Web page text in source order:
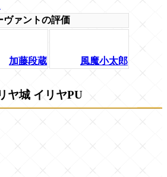
ヴァントの評価
加藤段蔵 風魔小太郎
ヤ城 イリヤPU